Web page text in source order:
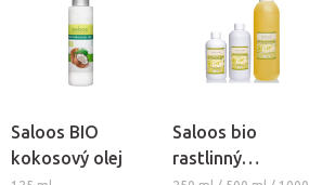
Saloos BIO
kokosový olej
Saloos bio
rastlinný